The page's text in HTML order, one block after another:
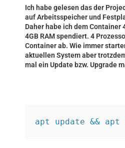
Ich habe gelesen das der
auf Arbeitsspeicher und
Daher habe ich dem Container
4GB RAM spendiert. 4
Container ab. Wie immer
aktuellen System aber
mal ein Update bzw. Upgrade
apt update && apt